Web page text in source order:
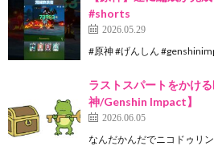
#shorts
2026.05.29
#原神 #げんしん
ラストスパートをかけ
神/Genshin Impact】
2026.06.05
なんだかんだでニコドゥリ